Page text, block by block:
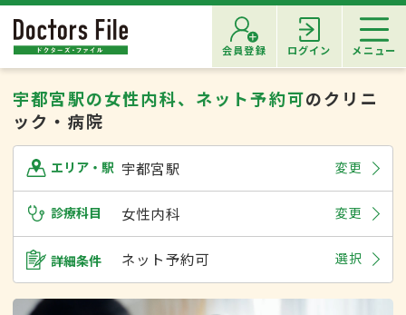
会員登録 ログイン メニュー
宇都宮駅の女性内科、ネット予約可のクリニ
ック・病院
エリア・駅 宇都宮駅 変更
診療科目 女性内科 変更
詳細条件 ネット予約可 選択